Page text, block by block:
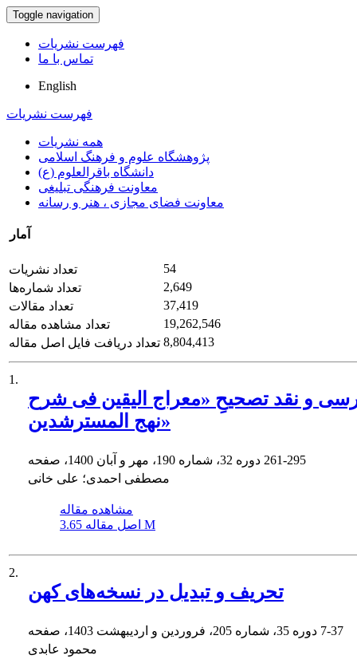
Toggle navigation
فهرست نشریات
تماس با ما
English
فهرست نشریات
همه نشریات
پژوهشگاه علوم و فرهنگ اسلامی
دانشگاه باقرالعلوم (ع)
معاونت فرهنگی تبلیغی
معاونت فضای مجازی ، هنر و رسانه
آمار
تعداد نشریات
54
تعداد شماره‌ها
2,649
تعداد مقالات
37,419
تعداد مشاهده مقاله
19,262,546
تعداد دریافت فایل اصل مقاله 8,804,413
1.
و نقد تصحیحِ «معراج الیقین فی شرح
نهج المسترشدین»
261-295
مصطفی احمدی؛ علی خانی
مشاهده مقاله
اصل مقاله 3.65 M
2.
تحریف و تبدیل در نسخه‌های کهن
7-37
محمود عابدی